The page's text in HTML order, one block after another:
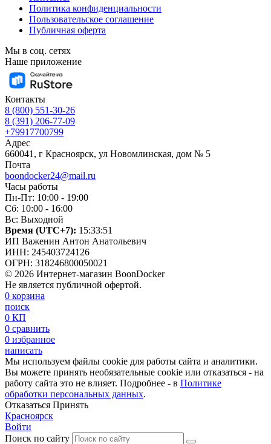
Политика конфиденциальности
Пользовательское соглашение
Публичная оферта
Мы в соц. сетях
Наше приложение
Контакты
8 (800) 551-30-26
8 (391) 206-77-09
+79917700799
Адрес
660041, г Красноярск, ул Новомлинская, дом № 5
Почта
boondocker24@mail.ru
Часы работы
Пн-Пт: 10:00 - 19:00
Сб: 10:00 - 16:00
Вс: Выходной
Время (UTC+7): 15:33:52
ИП Важенин Антон Анатольевич
ИНН: 245403724126
ОГРН: 318246800050021
© 2026 Интернет-магазин BoonDocker
Не является публичной офертой.
0 корзина
поиск
0 КП
0 сравнить
0 избранное
написать
Мы используем файлы cookie для работы сайта и аналитики.
Вы можете принять необязательные cookie или отказаться - на
работу сайта это не влияет. Подробнее - в Политике
обработки персональных данных.
Отказаться Принять
Красноярск
Войти
Поиск по сайту